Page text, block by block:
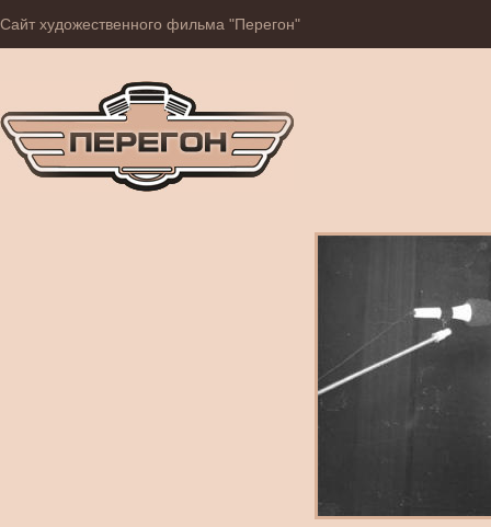
Сайт художественного фильма "Перегон"